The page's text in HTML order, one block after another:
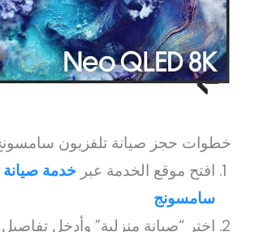
خطوات حجز صيانة تلفزيون
افتح موقع الخدمة عبرخدمة صيانة
سامسونج
اختر “صيانة منزلية” وأدخل